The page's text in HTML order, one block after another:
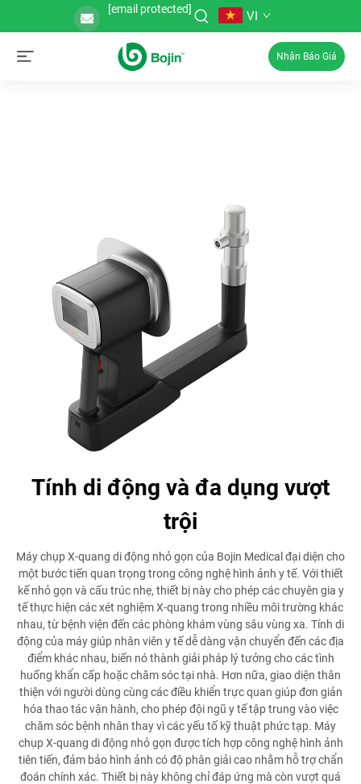
[email protected] VI
Nhận Báo Giá
Tính di động và đa dụng vượt
trội
Máy chụp X-quang di động nhỏ gọn của Bojin Medical đại diện cho
một bước tiến quan trọng trong công nghệ hình ảnh y tế. Với thiết
kế nhỏ gọn và cấu trúc nhẹ, thiết bị này cho phép các chuyên gia y
tế thực hiện các xét nghiệm X-quang trong nhiều môi trường khác
nhau, từ bệnh viện đến các phòng khám vùng sâu vùng xa. Tính di
động của máy giúp nhân viên y tế dễ dàng vận chuyển đến các địa
điểm khác nhau, biến nó thành giải pháp lý tưởng cho các tình
huống khẩn cấp hoặc chăm sóc tại nhà. Hơn nữa, giao diện thân
thiện với người dùng cùng các điều khiển trực quan giúp đơn giản
hóa thao tác vận hành, cho phép đội ngũ y tế tập trung vào việc
chăm sóc bệnh nhân thay vì các yếu tố kỹ thuật phức tạp. Máy
chụp X-quang di động nhỏ gọn được tích hợp công nghệ hình ảnh
tiên tiến, đảm bảo hình ảnh có độ phân giải cao nhằm hỗ trợ chẩn
đoán chính xác. Thiết bị này không chỉ đáp ứng mà còn vượt quá